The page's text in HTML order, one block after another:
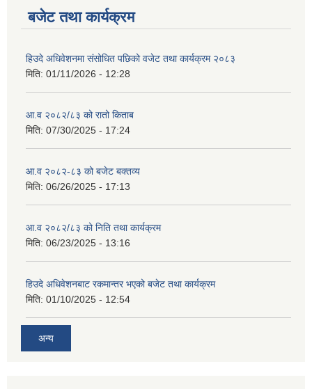
बजेट तथा कार्यक्रम
हिउदे अधिवेशनमा संसोधित पछिको वजेट तथा कार्यक्रम २०८३
मिति: 01/11/2026 - 12:28
आ.व २०८२/८३ को रातो किताब
मिति: 07/30/2025 - 17:24
आ.व २०८२-८३ को बजेट बक्तव्य
मिति: 06/26/2025 - 17:13
आ.व २०८२/८३ को निति तथा कार्यक्रम
मिति: 06/23/2025 - 13:16
हिउदे अधिवेशनबाट रकमान्तर भएको बजेट तथा कार्यक्रम
मिति: 01/10/2025 - 12:54
अन्य